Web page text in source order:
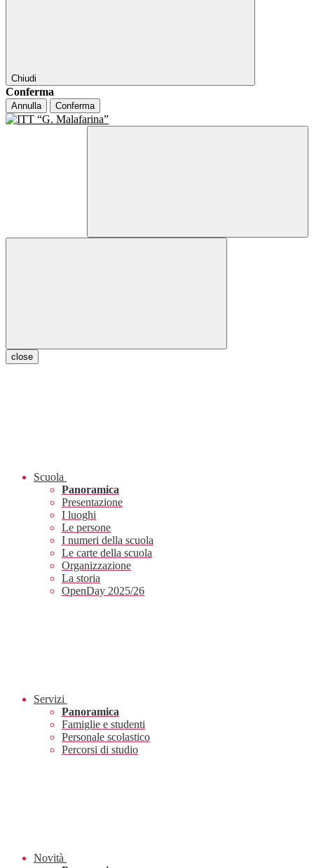
Chiudi
Conferma
Annulla Conferma
close
Scuola
Panoramica
Presentazione
I luoghi
Le persone
I numeri della scuola
Le carte della scuola
Organizzazione
La storia
OpenDay 2025/26
Servizi
Panoramica
Famiglie e studenti
Personale scolastico
Percorsi di studio
Novità